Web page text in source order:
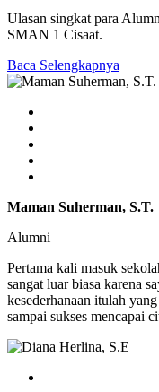
Ulasan singkat para
SMAN 1 Cisaat.
Baca Selengkapnya
Maman Suherman, S.T.
Alumni
Pertama kali masuk
sangat luar biasa karena
kesederhanaan itulah
sampai sukses mencapai